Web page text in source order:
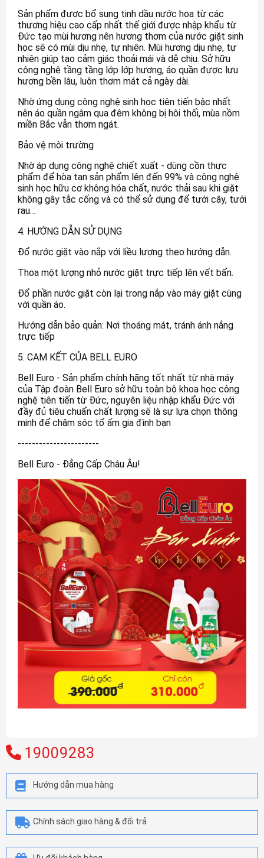
Sản phẩm được bổ sung tinh dầu nước hoa từ các
thương hiệu cao cấp nhất thế giới được nhập khẩu từ
Đức tạo mùi hương nên hương thơm của nước giặt sinh
học sẽ có mùi dịu nhẹ, tự nhiên. Mùi hương dịu nhẹ, tự
nhiên giúp tạo cảm giác thoải mái và dễ chịu. Sở hữu
công nghệ tầng tầng lớp lớp hương, áo quần được lưu
hương bền lâu, luôn thơm mát cả ngày dài.
Nhờ ứng dụng công nghệ sinh học tiên tiến bậc nhất
nên áo quần ngâm qua đêm không bị hôi thối, mùa nồm
miền Bắc vẫn thơm ngát.
Bảo vệ môi trường
Nhờ áp dụng công nghệ chiết xuất - dùng cồn thực
phẩm để hòa tan sản phẩm lên đến 99% và công nghệ
sinh học hữu cơ không hóa chất, nước thải sau khi giặt
không gây tắc cống và có thể sử dụng để tưới cây, tưới
rau…
4. HƯỚNG DẪN SỬ DỤNG
Đổ nước giặt vào nắp với liều lượng theo hướng dẫn.
Thoa một lượng nhỏ nước giặt trực tiếp lên vết bẩn.
Đổ phần nước giặt còn lại trong nắp vào máy giặt cùng
với quần áo.
Hướng dẫn bảo quản: Nơi thoáng mát, tránh ánh nắng
trực tiếp
5. CAM KẾT CỦA BELL EURO
Bell Euro - Sản phẩm chính hãng tốt nhất từ nhà máy
của Tập đoàn Bell Euro sở hữu toàn bộ khoa học công
nghệ tiên tiến từ Đức, nguyên liệu nhập khẩu Đức với
đầy đủ tiêu chuẩn chất lượng sẽ là sự lựa chọn thông
minh để chăm sóc tổ ấm gia đình bạn
-----------------------
Bell Euro - Đẳng Cấp Châu Âu!
19009283
Hướng dẫn mua hàng
Chính sách giao hàng & đổi trả